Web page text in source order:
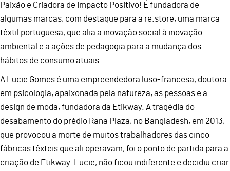
Paixão e Criadora de Impacto Positivo! É fundadora de
algumas marcas, com destaque para a re.store, uma marca
têxtil portuguesa, que alia a inovação social à inovação
ambiental e a ações de pedagogia para a mudança dos
hábitos de consumo atuais.
A Lucie Gomes é uma empreendedora luso-francesa, doutora
em psicologia, apaixonada pela natureza, as pessoas e a
design de moda, fundadora da Etikway. A tragédia do
desabamento do prédio Rana Plaza, no Bangladesh, em 2013,
que provocou a morte de muitos trabalhadores das cinco
fábricas têxteis que ali operavam, foi o ponto de partida para a
criação de Etikway. Lucie, não ficou indiferente e decidiu criar